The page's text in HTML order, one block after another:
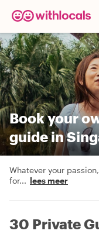
Book your
guide in
Whatever your
for... lees meer
30 Private